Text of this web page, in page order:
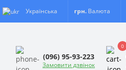
Українська грн. Валюта
(096) 95-93-223
Замовити дзвінок
0